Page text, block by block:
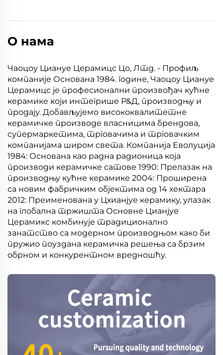
О нама
Чаоцоу Циануе Церамицс Цо, Лтд. - Профиљ
компаније Основана 1984. године, Чаоцоу Циануе
Церамицс је професионални произвођач кућне
керамике који интегрише Р&Д, производњу и
продају. Добављујемо висококвалитетне
керамичке производе власницима брендова,
супермаркетима, трговачима и трговачким
компанијама широм света. Компанија Еволуција
1984: Основана као радна радионица која
производи керамичке сатове 1990: Прелазак на
производњу кућне керамике 2004: Проширена
са новим фабричким објектима од 14 хектара
2012: Преименована у Цхианјуе керамику, улазак
на глобална тржишта Основне Цианјуе
Церамикс комбинује традиционално
занатство са модерном производњом како би
пружио поуздана керамичка решења са брзим
обрном и конкурентном вредношћу.